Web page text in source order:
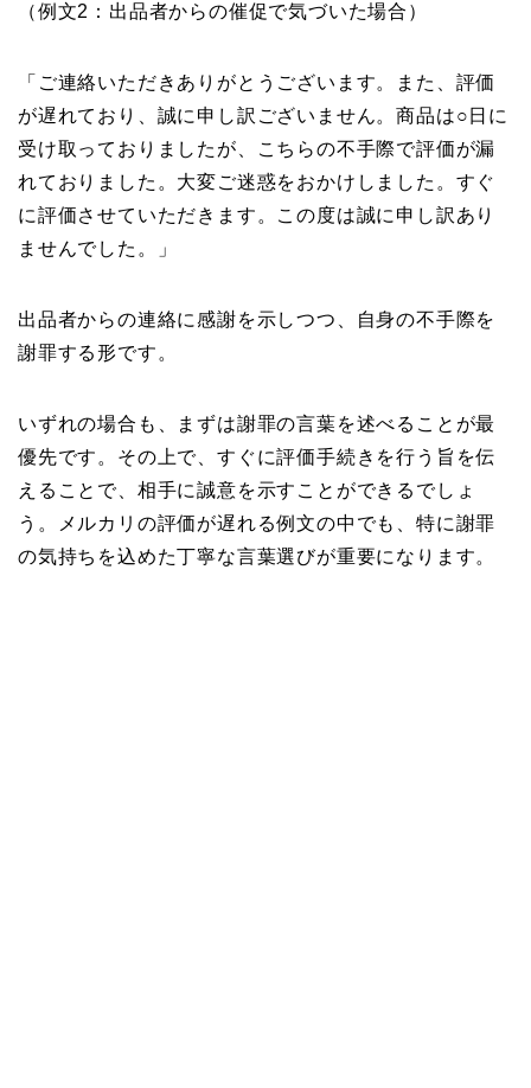
（例文2：出品者からの催促で気づいた場合）
「ご連絡いただきありがとうございます。また、評価
が遅れており、誠に申し訳ございません。商品は○日に
受け取っておりましたが、こちらの不手際で評価が漏
れておりました。大変ご迷惑をおかけしました。すぐ
に評価させていただきます。この度は誠に申し訳あり
ませんでした。」
出品者からの連絡に感謝を示しつつ、自身の不手際を
謝罪する形です。
いずれの場合も、まずは謝罪の言葉を述べることが最
優先です。その上で、すぐに評価手続きを行う旨を伝
えることで、相手に誠意を示すことができるでしょ
う。メルカリの評価が遅れる例文の中でも、特に謝罪
の気持ちを込めた丁寧な言葉選びが重要になります。